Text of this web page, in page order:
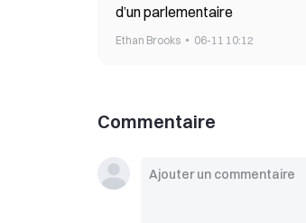
d’un parlementaire
Ethan Brooks 06-11 10:12
Commentaire